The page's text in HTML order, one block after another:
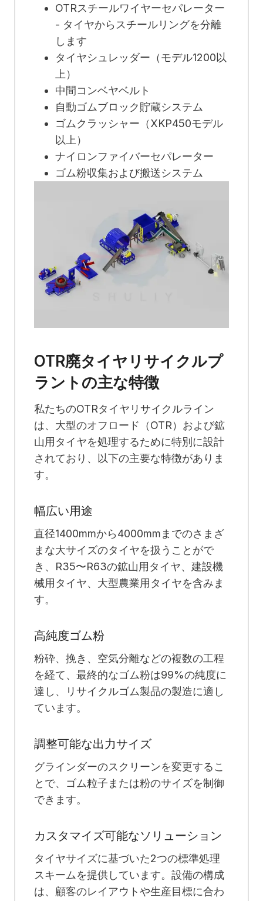
OTRスチールワイヤーセパレーター
- タイヤからスチールリングを分離
します
タイヤシュレッダー（モデル1200以
上）
中間コンベヤベルト
自動ゴムブロック貯蔵システム
ゴムクラッシャー（XKP450モデル
以上）
ナイロンファイバーセパレーター
ゴム粉収集および搬送システム
OTR廃タイヤリサイクルプ
ラントの主な特徴
私たちのOTRタイヤリサイクルライン
は、大型のオフロード（OTR）および鉱
山用タイヤを処理するために特別に設計
されており、以下の主要な特徴がありま
す。
幅広い用途
直径1400mmから4000mmまでのさまざ
まな大サイズのタイヤを扱うことがで
き、R35〜R63の鉱山用タイヤ、建設機
械用タイヤ、大型農業用タイヤを含みま
す。
高純度ゴム粉
粉砕、挽き、空気分離などの複数の工程
を経て、最終的なゴム粉は99%の純度に
達し、リサイクルゴム製品の製造に適し
ています。
調整可能な出力サイズ
グラインダーのスクリーンを変更するこ
とで、ゴム粒子または粉のサイズを制御
できます。
カスタマイズ可能なソリューション
タイヤサイズに基づいた2つの標準処理
スキームを提供しています。設備の構成
は、顧客のレイアウトや生産目標に合わ